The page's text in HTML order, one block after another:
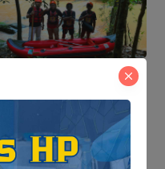
Penelusuran Dua Hari,